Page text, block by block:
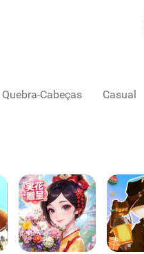
Quebra-Cabeças Casual